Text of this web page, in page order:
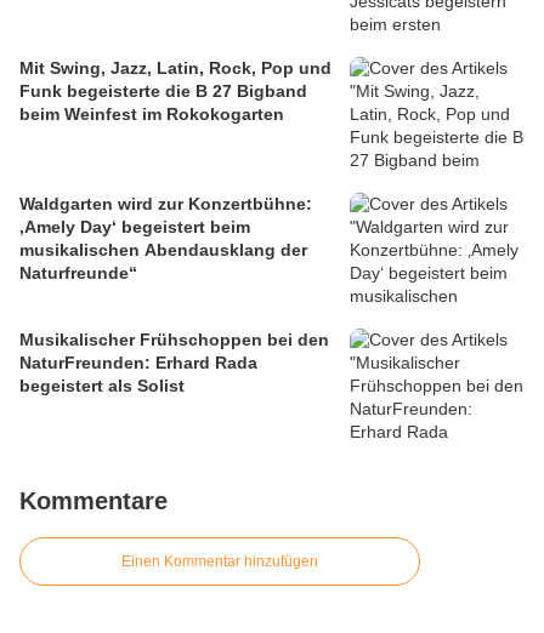
Mit Swing, Jazz, Latin, Rock, Pop und
Funk begeisterte die B 27 Bigband
beim Weinfest im Rokokogarten
Waldgarten wird zur Konzertbühne:
‚Amely Day‘ begeistert beim
musikalischen Abendausklang der
Naturfreunde“
Musikalischer Frühschoppen bei den
NaturFreunden: Erhard Rada
begeistert als Solist
Kommentare
Einen Kommentar hinzufügen